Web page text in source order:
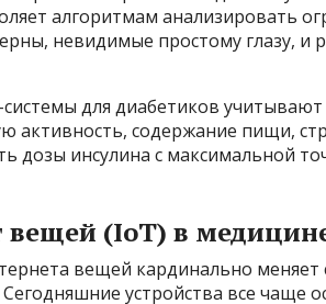
алгоритмам анализировать
невидимые простому глазу,
для диабетиков
активность, содержание пищи,
дозы инсулина с максимальной
вещей (IoT) в
вещей кардинально меняет
устройства все чаще